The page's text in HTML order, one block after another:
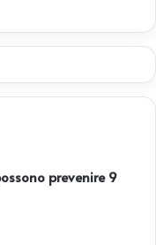
prevenire 9